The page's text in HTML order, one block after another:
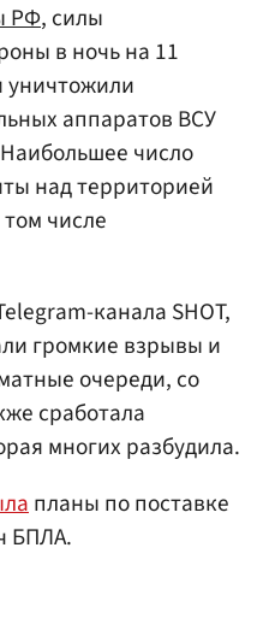
РФ, силы
в ночь на 11
уничтожили
аппаратов ВСУ
число
над территорией
числе
канала SHOT,
громкие взрывы и
очереди, со
сработала
многих разбудила.
планы по поставке
БПЛА.